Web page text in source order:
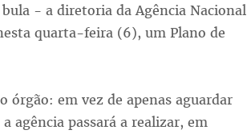
- a diretoria da Agência Nacional
quarta-feira (6), um Plano de
órgão: em vez de apenas aguardar
agência passará a realizar, em